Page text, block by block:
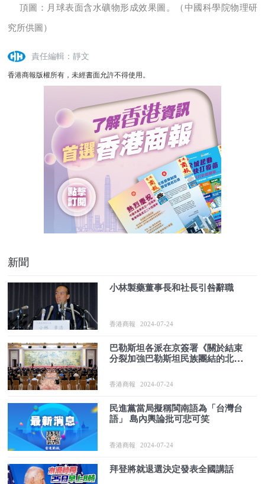
頂圖：月球表面含水礦物形成效果圖。（中國科學院物理研
究所供圖）
責任編輯：靜文
香港商報版權所有，未經書面允許不得使用。
新聞
小林製藥董事長和社長引咎辭職
香港商報 2024-07-24
巴勒斯坦各派在京簽署《關於結束
分裂加強巴勒斯坦民族團結的北京
香港商報 2024-07-24
民進黨當局擬稱閩南語為「台灣台
語」 島內輿論批可悲可笑
香港商報 2024-07-24
拜登將就退選決定發表全國講話